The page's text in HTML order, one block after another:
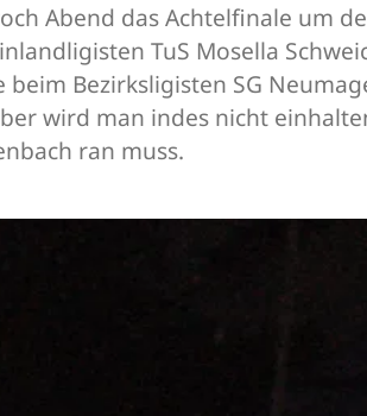
Abend das Achtelfinale um
TuS Mosella
Bezirksligisten SG
wird man indes nicht
ran muss.